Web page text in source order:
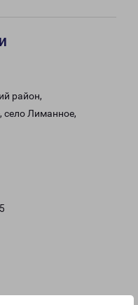
район,
село Лиманное,